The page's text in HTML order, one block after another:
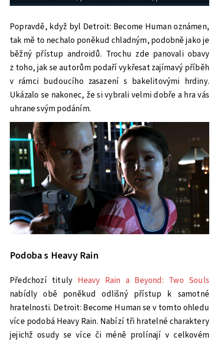
Popravdě, když byl Detroit: Become Human oznámen,
tak mě to nechalo poněkud chladným, podobně jako je
běžný přístup androidů. Trochu zde panovali obavy
z toho, jak se autorům podaří vykřesat zajímavý příběh
v rámci budoucího zasazení s bakelitovými hrdiny.
Ukázalo se nakonec, že si vybrali velmi dobře a hra vás
uhrane svým podáním.
Podoba s Heavy Rain
Předchozí tituly Heavy Rain a Beyond: Two Souls
nabídly obě poněkud odlišný přístup k samotné
hratelnosti. Detroit: Become Human se v tomto ohledu
více podobá Heavy Rain. Nabízí tři hratelné charaktery
jejichž osudy se více či méně prolínají v celkovém